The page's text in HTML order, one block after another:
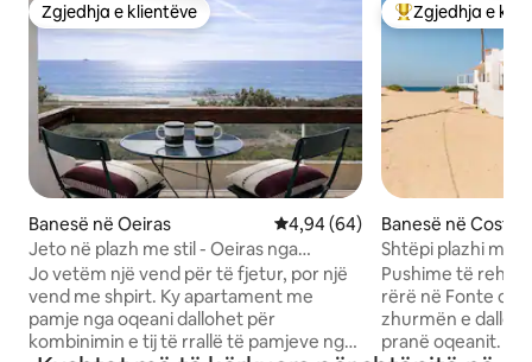
Zgjedhja e klientëve
Zgjedhja e klientëve
Banesë në Oeiras Vlerësimi mesatar 4,94 nga 5,
4,94 (64)
Jeto në plazh me stil - Oeiras nga
Lisbona
Jo vetëm një vend për të fjetur, por një
vend me shpirt. Ky apartament me
pamje nga oqeani dallohet për
kombinimin e tij të rrallë të pamjeve nga
Më të mirat e
Zgjedhja e
Banesë në Costa
a
Shtëpi plazhi me
nga rëra
Pushime të
rërë në Fonte da
zhurmën e
pranë oqeanit.